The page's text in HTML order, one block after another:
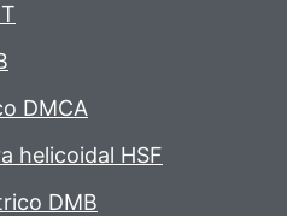
DMCA
helicoidal HSF
DMB